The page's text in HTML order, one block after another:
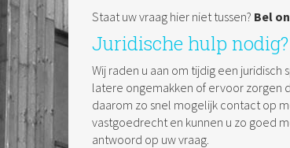
Staat uw vraag hier niet tussen? Bel
Juridische hulp nodig?
Wij raden u aan om tijdig een
latere ongemakken of ervoor zorgen
daarom zo snel mogelijk contact op
vastgoedrecht en kunnen u zo goed
antwoord op uw vraag.